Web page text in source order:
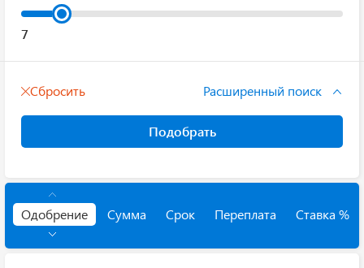
Сбросить Расширенный поиск
Подобрать
Одобрение Сумма Срок Переплата Ставка %